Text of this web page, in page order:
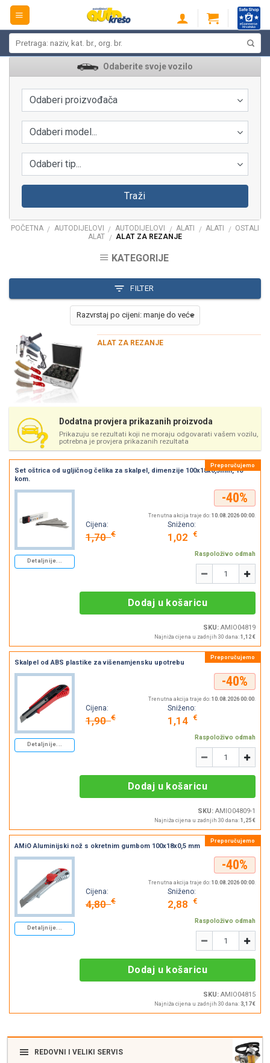
Skip
content
Odaberite svoje vozilo
Odaberi proizvođača
Odaberi model...
Odaberi tip...
Traži
POČETNA / AUTODIJELOVI / AUTODIJELOVI / ALATI / ALATI / OSTALI
ALAT / ALAT ZA REZANJE
KATEGORIJE
FILTER
ALAT ZA REZANJE
Dodatna provjera prikazanih proizvoda
Prikazuju se rezultati koji ne moraju odgovarati vašem vozilu,
potrebna je provjera prikazanih rezultata
Detaljnije...
Set oštrica od ugljičnog čelika za skalpel, dimenzije 100x18x0,5mm, 10
kom.
-40%
Trenutna akcija traje do: 10.08.2026 00:00.
Cijena:
1,70€
Sniženo:
1,02 €
Raspoloživo odmah
- +
Dodaj u košaricu
SKU: AMIO04819
Najniža cijena u zadnjih 30 dana: 1,12 €
Detaljnije...
Skalpel od ABS plastike za višenamjensku upotrebu
-40%
Trenutna akcija traje do: 10.08.2026 00:00.
Cijena:
1,90€
Sniženo:
1,14 €
Raspoloživo odmah
- +
Dodaj u košaricu
SKU: AMIO04809-1
Najniža cijena u zadnjih 30 dana: 1,25 €
Detaljnije...
AMiO Aluminijski nož s okretnim gumbom 100x18x0,5 mm
-40%
Trenutna akcija traje do: 10.08.2026 00:00.
Cijena:
4,80€
Sniženo:
2,88 €
Raspoloživo odmah
- +
Dodaj u košaricu
SKU: AMIO04815
Najniža cijena u zadnjih 30 dana: 3,17 €
REDOVNI I VELIKI SERVIS